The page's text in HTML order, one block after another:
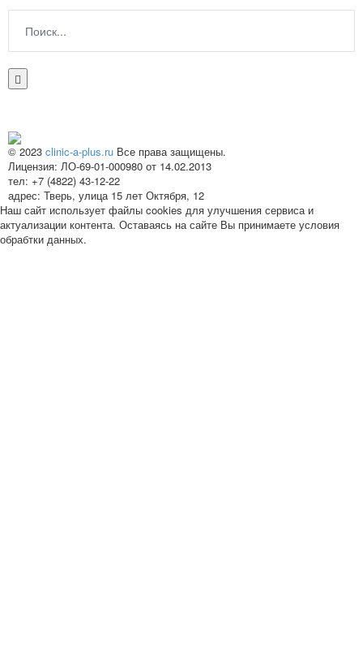
© 2023 clinic-a-plus.ru Все права защищены.
Лицензия: ЛО-69-01-000980 от 14.02.2013
тел: +7 (4822) 43-12-22
адрес: Тверь, улица 15 лет Октября, 12
Наш сайт использует файлы cookies для улучшения сервиса и
актуализации контента. Оставаясь на сайте Вы принимаете условия
обрабтки данных.